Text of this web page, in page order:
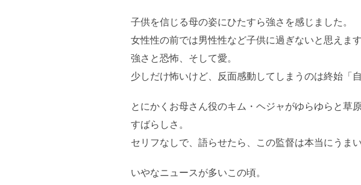
子供を信じる母の姿にひたすら強さを感じました。
女性性の前では男性性など子供に過ぎないと思えます
強さと恐怖、そして愛。
少しだけ怖いけど、反面感動してしまうのは終始「
とにかくお母さん役のキム・ヘジャがゆらゆらと草
すばらしさ。
セリフなしで、語らせたら、この監督は本当にうま
いやなニュースが多いこの頃。